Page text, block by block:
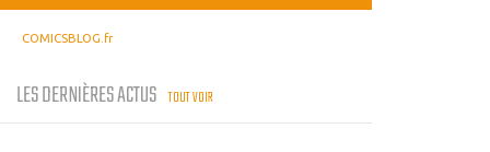
COMICSBLOG.fr
LES DERNIÈRES ACTUS TOUT VOIR